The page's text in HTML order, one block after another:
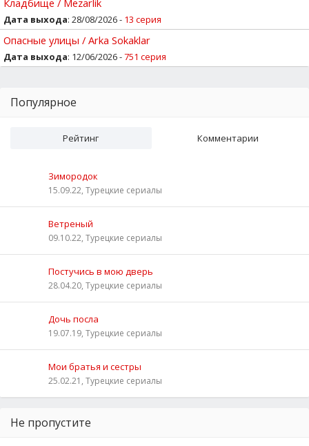
Дата выхода: 28/08/2026 - 13 серия
Опасные улицы / Arka Sokaklar
Дата выхода: 12/06/2026 -751 серия
Популярное
Рейтинг Комментарии
Зимородок
15.09.22, Турецкие сериалы
Ветреный
09.10.22, Турецкие сериалы
Постучись в мою дверь
28.04.20, Турецкие сериалы
Дочь посла
19.07.19, Турецкие сериалы
Мои братья и сестры
25.02.21, Турецкие сериалы
Не пропустите